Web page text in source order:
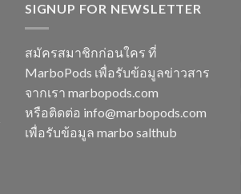
SIGNUP FOR NEWSLETTER
สมัครสมาชิกก่อนใคร ที่
MarboPods เพื่อรับข้อมูลข่าวสาร
จากเรา marbopods.com
หรือติดต่อ info@marbopods.com
เพื่อรับข้อมูล marbo salthub